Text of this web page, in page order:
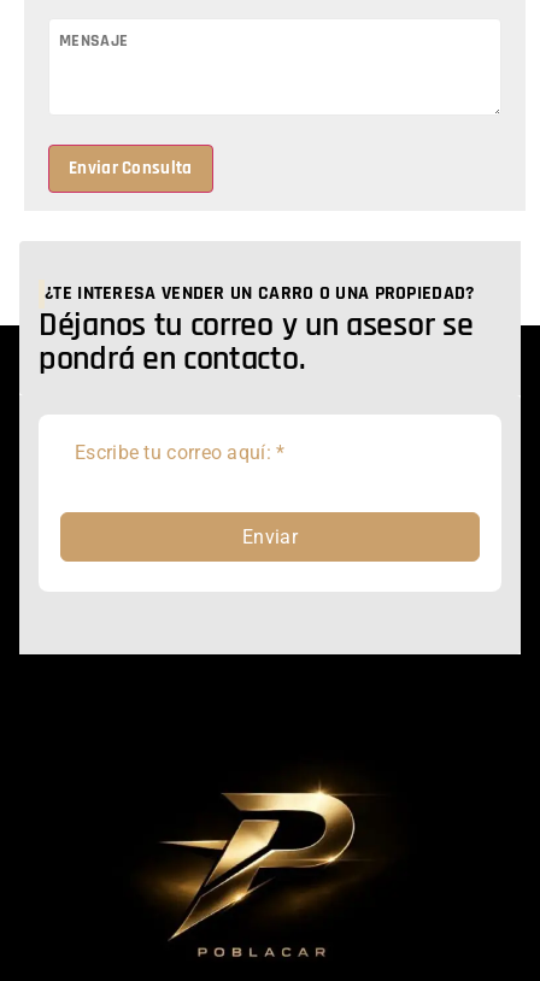
Enviar Consulta
¿TE INTERESA VENDER UN CARRO O UNA PROPIEDAD?
Déjanos tu correo y un asesor se
pondrá en contacto.
Enviar